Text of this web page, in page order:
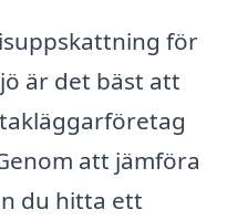
för
är det bäst att
att jämföra
du hitta ett